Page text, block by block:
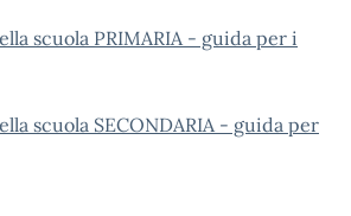
scuola PRIMARIA - guida per i
scuola SECONDARIA - guida per